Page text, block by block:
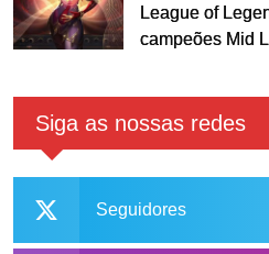
League of
campeões Mid
Siga as nossas redes
Seguidores